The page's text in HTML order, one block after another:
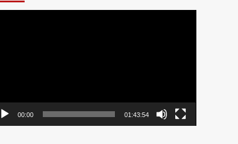
00:00 01:43:54